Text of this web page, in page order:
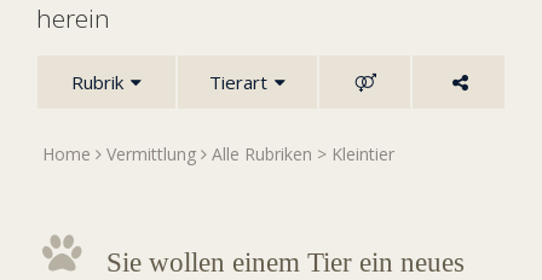
herein
Rubrik Tierart
Home Vermittlung Alle Rubriken > Kleintier
Sie wollen einem Tier ein neues